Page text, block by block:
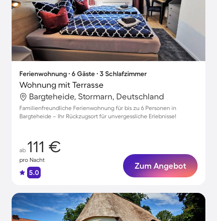
Ferienwohnung ∙ 6 Gäste ∙ 3 Schlafzimmer
Wohnung mit Terrasse
Bargteheide, Stormarn, Deutschland
Familienfreundliche Ferienwohnung für bis zu 6 Personen in
Bargteheide – Ihr Rückzugsort für unvergessliche Erlebnisse!
ab 111 €
pro Nacht
5.0
Zum Angebot